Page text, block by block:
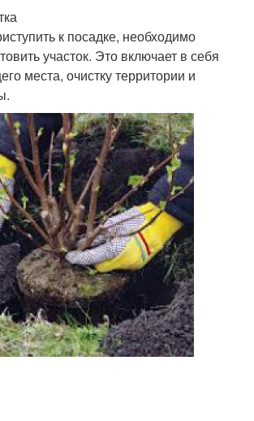
к посадке, необходимо
участок. Это включает в себя
места, очистку территории и